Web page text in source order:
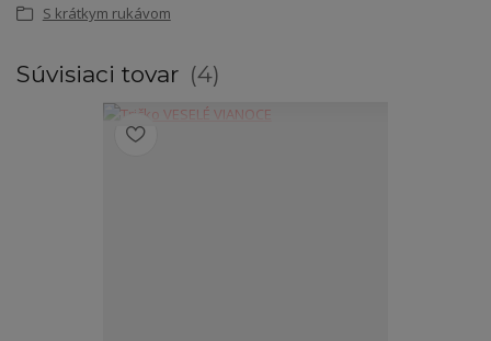
S krátkym rukávom
Súvisiaci tovar 4